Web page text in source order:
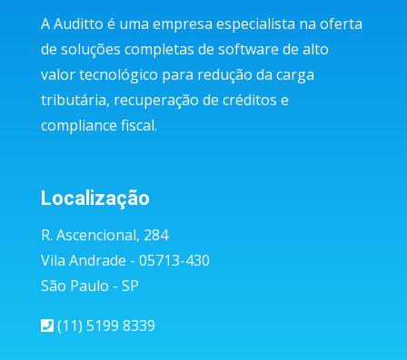
A Auditto é uma empresa especialista na oferta
de soluções completas de software de alto
valor tecnológico para redução da carga
tributária, recuperação de créditos e
compliance fiscal.
Localização
R. Ascencional, 284
Vila Andrade - 05713-430
São Paulo - SP
(11) 5199 8339